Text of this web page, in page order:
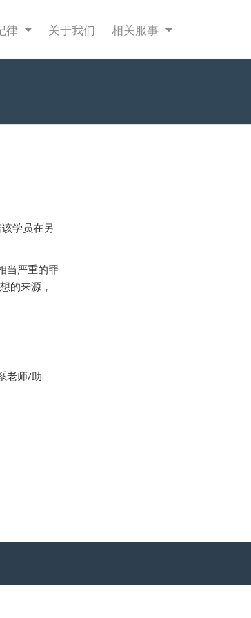
律 关于我们 相关服事
学员在另
当严重的罪
的来源，
老师/助